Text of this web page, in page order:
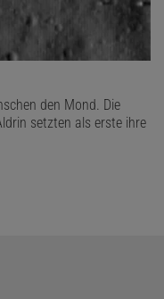
den Mond. Die
setzten als erste ihre